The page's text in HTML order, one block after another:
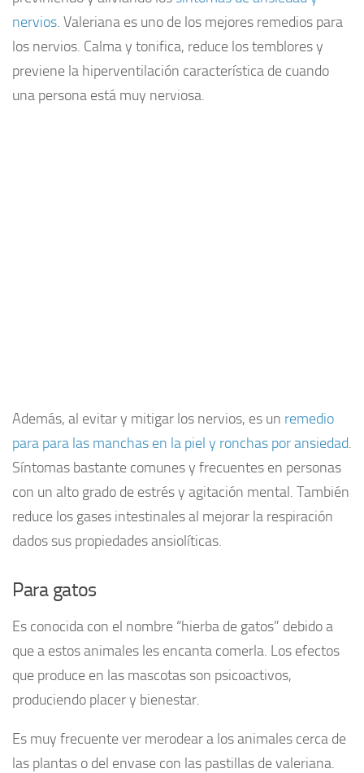
nervios. Valeriana es uno de los mejores remedios para
los nervios. Calma y tonifica, reduce los temblores y
previene la hiperventilación característica de cuando
una persona está muy nerviosa.
Además, al evitar y mitigar los nervios, es un remedio
para para las manchas en la piel y ronchas por ansiedad.
Síntomas bastante comunes y frecuentes en personas
con un alto grado de estrés y agitación mental. También
reduce los gases intestinales al mejorar la respiración
dados sus propiedades ansiolíticas.
Para gatos
Es conocida con el nombre “hierba de gatos” debido a
que a estos animales les encanta comerla. Los efectos
que produce en las mascotas son psicoactivos,
produciendo placer y bienestar.
Es muy frecuente ver merodear a los animales cerca de
las plantas o del envase con las pastillas de valeriana.